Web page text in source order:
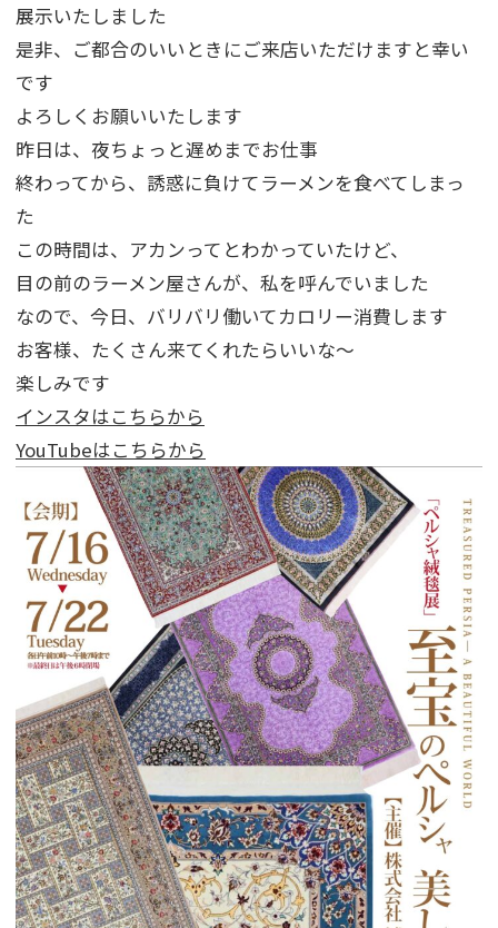
展示いたしました
是非、ご都合のいいときにご来店いただけますと幸い
です
よろしくお願いいたします
昨日は、夜ちょっと遅めまでお仕事
終わってから、誘惑に負けてラーメンを食べてしまっ
た
この時間は、アカンってとわかっていたけど、
目の前のラーメン屋さんが、私を呼んでいました
なので、今日、バリバリ働いてカロリー消費します
お客様、たくさん来てくれたらいいな～
楽しみです
インスタはこちらから
YouTubeはこちらから